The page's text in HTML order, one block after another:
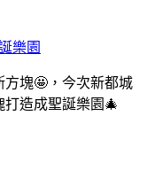
樂園
方塊🤩，今次新都城
造成聖誕樂園🎄